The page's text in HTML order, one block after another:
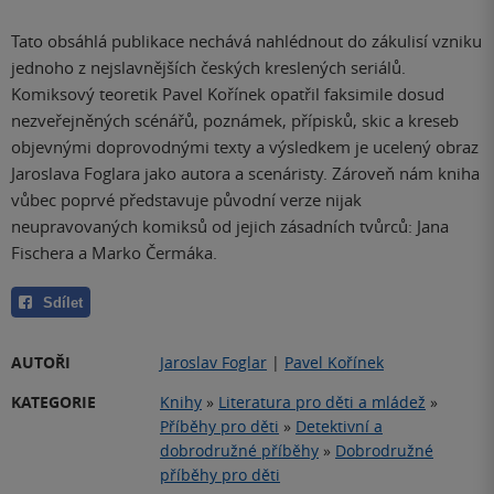
Tato obsáhlá publikace nechává nahlédnout do zákulisí vzniku
jednoho z nejslavnějších českých kreslených seriálů.
Komiksový teoretik Pavel Kořínek opatřil faksimile dosud
nezveřejněných scénářů, poznámek, přípisků, skic a kreseb
objevnými doprovodnými texty a výsledkem je ucelený obraz
Jaroslava Foglara jako autora a scenáristy. Zároveň nám kniha
vůbec poprvé představuje původní verze nijak
neupravovaných komiksů od jejich zásadních tvůrců: Jana
Fischera a Marko Čermáka.
Sdílet
AUTOŘI Jaroslav Foglar | Pavel Kořínek
KATEGORIE
Knihy » Literatura pro děti a mládež »
Příběhy pro děti » Detektivní a
dobrodružné příběhy » Dobrodružné
příběhy pro děti